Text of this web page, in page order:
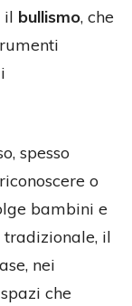
il bullismo, che
spesso
o
bambini e
il
nei
che